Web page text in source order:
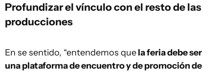
Profundizar el vínculo con el resto de las
producciones
En se sentido, “entendemos quela feria debe ser
una plataforma de encuentro y de promoción de